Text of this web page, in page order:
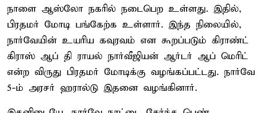
நாளை ஆஸ்லோ நகரில் நடைபெற உள்ளது. இதில்,
பிரதமர் மோடி பங்கேற்க உள்ளார். இந்த நிலையில்,
நார்வேயின் உயரிய கவுரவம் என கூறப்படும் கிராண்ட்
கிராஸ் ஆப் தி ராயல் நார்வீஜியன் ஆர்டர் ஆப் மெரிட்
என்ற விருது பிரதமர் மோடிக்கு வழங்கப்பட்டது. நார்வே
5-ம் அரசர் ஹரால்டு இதனை வழங்கினார்.